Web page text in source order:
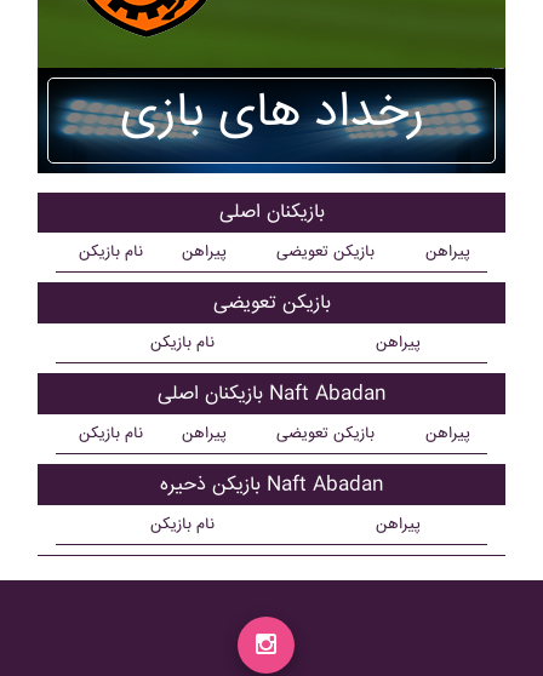
رخداد های بازی
بازیکنان اصلی
نام بازیکن پیراهن بازیکن تعویضی پیراهن
بازیکن تعویضی
نام بازیکن پیراهن
بازیکنان اصلی Naft Abadan
نام بازیکن پیراهن بازیکن تعویضی پیراهن
بازیکن ذحیره Naft Abadan
نام بازیکن پیراهن